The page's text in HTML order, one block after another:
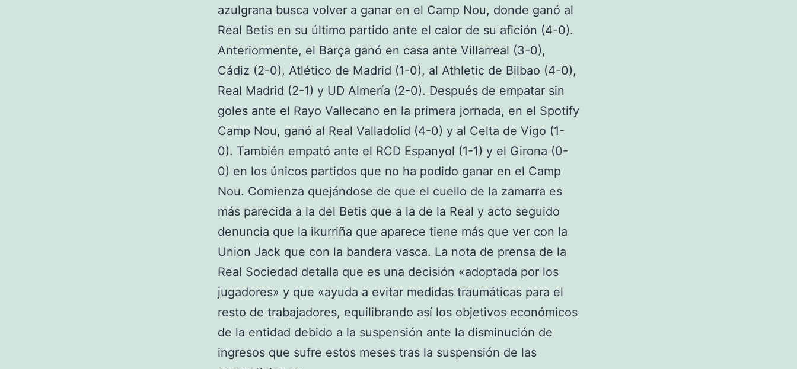
azulgrana busca volver a ganar en el Camp Nou, donde ganó al
Real Betis en su último partido ante el calor de su afición (4-0).
Anteriormente, el Barça ganó en casa ante Villarreal (3-0),
Cádiz (2-0), Atlético de Madrid (1-0), al Athletic de Bilbao (4-0),
Real Madrid (2-1) y UD Almería (2-0). Después de empatar sin
goles ante el Rayo Vallecano en la primera jornada, en el Spotify
Camp Nou, ganó al Real Valladolid (4-0) y al Celta de Vigo (1-
0). También empató ante el RCD Espanyol (1-1) y el Girona (0-
0) en los únicos partidos que no ha podido ganar en el Camp
Nou. Comienza quejándose de que el cuello de la zamarra es
más parecida a la del Betis que a la de la Real y acto seguido
denuncia que la ikurriña que aparece tiene más que ver con la
Union Jack que con la bandera vasca. La nota de prensa de la
Real Sociedad detalla que es una decisión «adoptada por los
jugadores» y que «ayuda a evitar medidas traumáticas para el
resto de trabajadores, equilibrando así los objetivos económicos
de la entidad debido a la suspensión ante la disminución de
ingresos que sufre estos meses tras la suspensión de las